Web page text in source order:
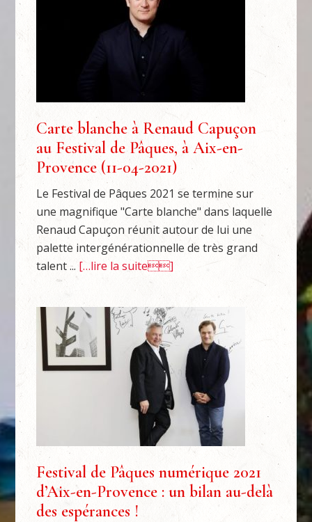
Carte blanche à Renaud Capuçon
au Festival de Pâques, à Aix-en-
Provence (11-04-2021)
Le Festival de Pâques 2021 se termine sur
une magnifique "Carte blanche" dans laquelle
Renaud Capuçon réunit autour de lui une
palette intergénérationnelle de très grand
talent ... […lire la suite]
Festival de Pâques numérique 2021
d’Aix-en-Provence : un bilan au-delà
des espérances !